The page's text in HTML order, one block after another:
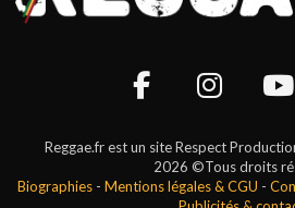
Reggae.fr est un site Respect
2026 ©Tous droits
Biographies- Mentions légales & CGU -